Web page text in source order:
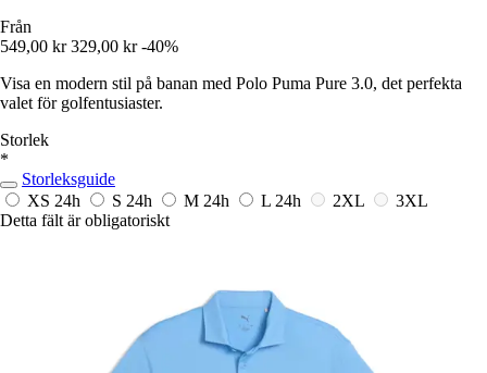
Från
549,00 kr 329,00 kr -40%
Visa en modern stil på banan med Polo Puma Pure 3.0, det perfekta
valet för golfentusiaster.
Storlek
*
Storleksguide
XS 24h S 24h M 24h L 24h 2XL
3XL
Detta fält är obligatoriskt